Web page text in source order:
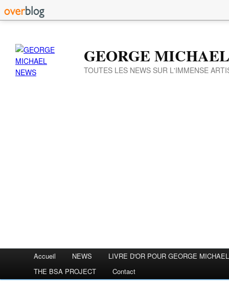
GEORGE
TOUTES LES NEWS SUR L'IMMENSE
Accueil NEWS
LIVRE D'OR POUR GEORGE MICHAEL
THE BSA PROJECT
Contact